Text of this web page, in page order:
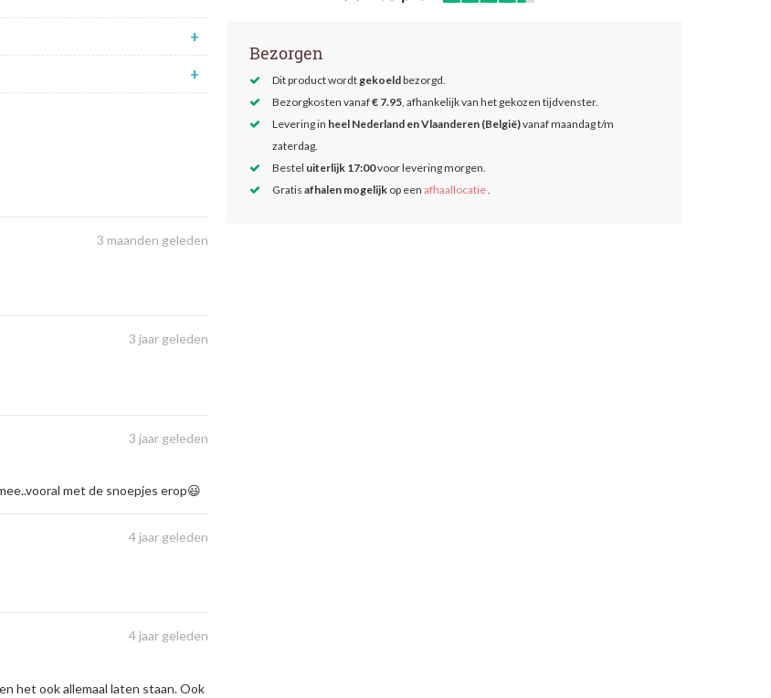
Bezorgen
Dit product wordtgekoeldbezorgd.
Bezorgkosten vanaf€ 7.95, afhankelijk van het gekozen tijdvenster.
Levering in heel Nederland en Vlaanderen (België)vanaf maandag t/m
zaterdag.
Bestel uiterlijk 17:00voor levering morgen.
Gratis afhalen mogelijkop een afhaallocatie.
+
+
3 maanden geleden
3 jaar geleden
3 jaar geleden
met de snoepjes erop😃
4 jaar geleden
4 jaar geleden
het ook allemaal laten staan. Ook